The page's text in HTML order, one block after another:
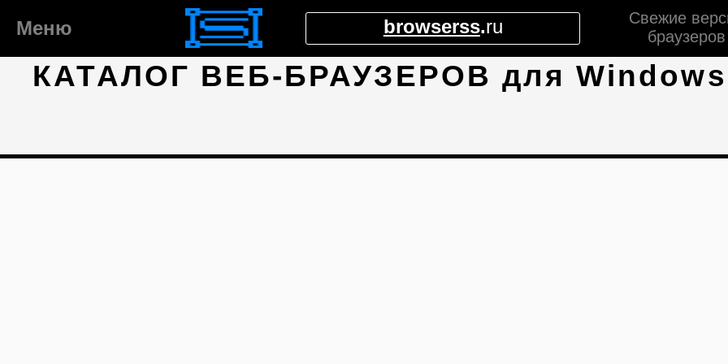
КАТАЛОГ ВЕБ-БРАУЗЕРОВ для Windows
Свежие
браузеров
browserss.ru
Меню